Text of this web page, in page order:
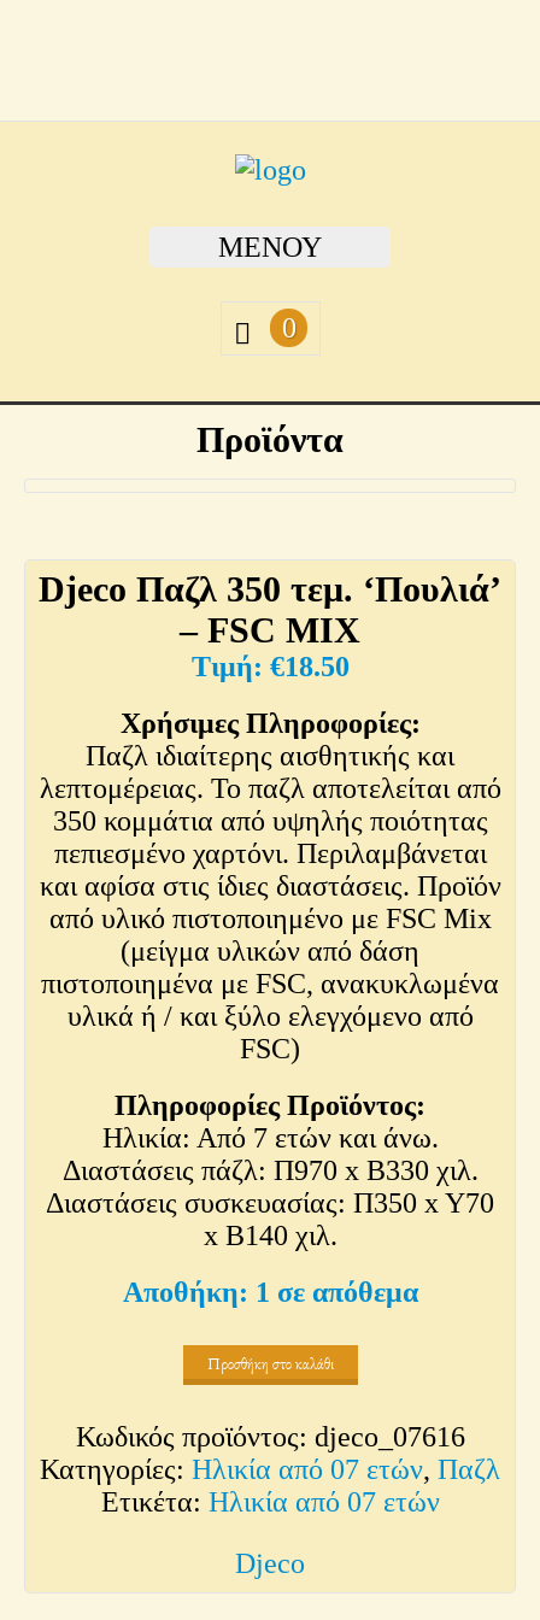
ΜΕΝΟΎ
0
Προϊόντα
Djeco Παζλ 350 τεμ. ‘Πουλιά’
– FSC MIX
€18.50
Χρήσιμες Πληροφορίες:
Παζλ ιδιαίτερης αισθητικής και
λεπτομέρειας. Το παζλ αποτελείται από
350 κομμάτια από υψηλής ποιότητας
πεπιεσμένο χαρτόνι. Περιλαμβάνεται
και αφίσα στις ίδιες διαστάσεις. Προϊόν
από υλικό πιστοποιημένο με FSC Mix
(μείγμα υλικών από δάση
πιστοποιημένα με FSC, ανακυκλωμένα
υλικά ή / και ξύλο ελεγχόμενο από
FSC)
Πληροφορίες Προϊόντος:
Ηλικία: Από 7 ετών και άνω.
Διαστάσεις πάζλ: Π970 x Β330 χιλ.
Διαστάσεις συσκευασίας: Π350 x Y70
x Β140 χιλ.
1 σε απόθεμα
Προσθήκη στο καλάθι
Κωδικός προϊόντος: djeco_07616
Κατηγορίες: Ηλικία από 07 ετών, Παζλ
Ετικέτα: Ηλικία από 07 ετών
Djeco